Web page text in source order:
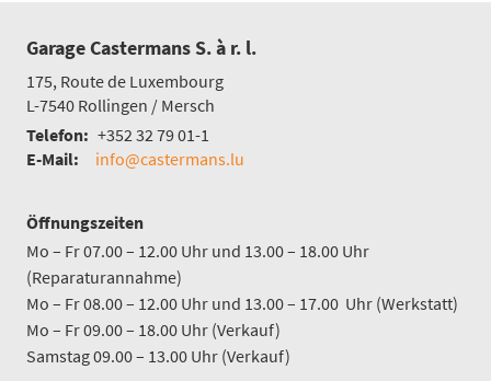
Garage Castermans S. à r. l.
175, Route de Luxembourg
L-7540 Rollingen / Mersch
Telefon: +352 32 79 01-1
E-Mail:
info@castermans.lu
Öffnungszeiten
Mo – Fr 07.00 – 12.00 Uhr und 13.00 – 18.00 Uhr
(Reparaturannahme)
Mo – Fr 08.00 – 12.00 Uhr und 13.00 – 17.00 Uhr (Werkstatt)
Mo – Fr 09.00 – 18.00 Uhr (Verkauf)
Samstag 09.00 – 13.00 Uhr (Verkauf)